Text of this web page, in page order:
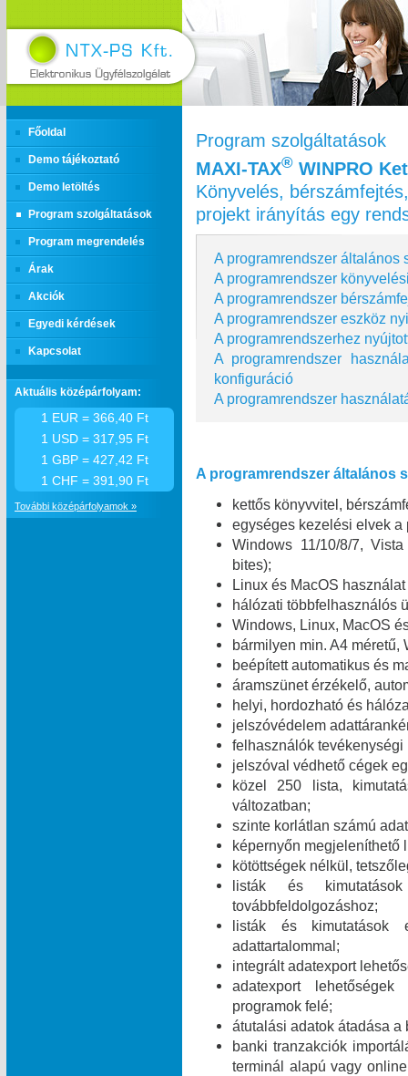
Főoldal
Demo tájékoztató
Demo letöltés
Program szolgáltatások
Program megrendelés
Árak
Akciók
Egyedi kérdések
Kapcsolat
Program szolgáltatások
MAXI‑TAX® WINPRO
Könyvelés,
projekt irányítás egy
A programrendszer általános
A programrendszer
A programrendszer
A programrendszer eszköz
A programrendszerhez
A programrendszer
konfiguráció
A programrendszer
A programrendszer általános
kettős könyvvitel,
egységes kezelési elvek a
Windows 11/10/8/7,
bites);
Linux és MacOS
hálózati többfelhasználós
Windows, Linux, MacOS
bármilyen min. A4
beépített automatikus és
áramszünet érzékelő,
helyi, hordozható és
jelszóvédelem
felhasználók
jelszóval védhető cégek
közel 250 lista,
változatban;
szinte korlátlan számú
képernyőn megjeleníthető
kötöttségek nélkül,
listák és
továbbfeldolgozáshoz;
listák és kimutatások
adattartalommal;
integrált adatexport
adatexport
programok felé;
átutalási adatok átadása
banki tranzakciók
terminál alapú vagy
Aktuális középárfolyam:
1 EUR = 366,40 Ft
1 USD = 317,95 Ft
1 GBP = 427,42 Ft
1 CHF = 391,90 Ft
További középárfolyamok »